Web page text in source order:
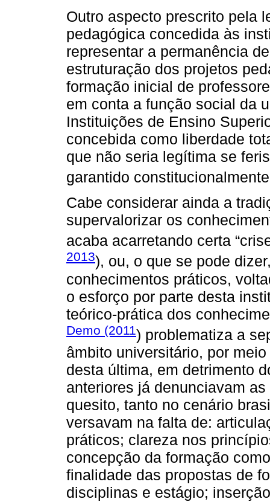
Outro aspecto prescrito pela
pedagógica concedida às
representar a permanência
estruturação dos projetos
formação inicial de
em conta a função social da
Instituições de Ensino
concebida como liberdade
que não seria legítima se
garantido
Cabe considerar ainda a
supervalorizar os
acaba acarretando certa
2013), ou, o que se pode
conhecimentos práticos,
o esforço por parte desta
teórico-prática dos
Demo (2011) problematiza a
âmbito universitário, por
desta última, em detrimento
anteriores já denunciavam
quesito, tanto no cenário
versavam na falta de:
práticos; clareza nos
concepção da formação
finalidade das propostas de
disciplinas e estágio;